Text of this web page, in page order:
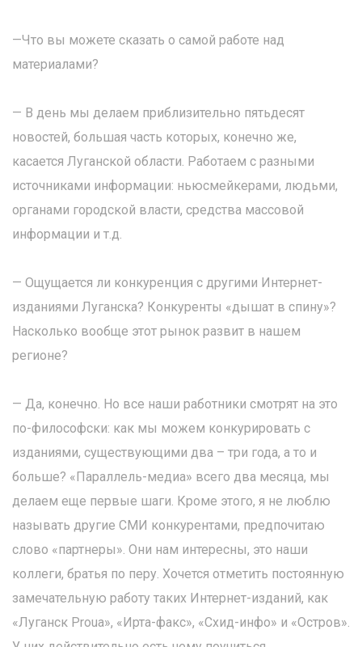
—Что вы можете сказать о самой работе над
материалами?
— В день мы делаем приблизительно пятьдесят
новостей, большая часть которых, конечно же,
касается Луганской области. Работаем с разными
источниками информации: ньюсмейкерами, людьми,
органами городской власти, средства массовой
информации и т.д.
— Ощущается ли конкуренция с другими Интернет-
изданиями Луганска? Конкуренты «дышат в спину»?
Насколько вообще этот рынок развит в нашем
регионе?
— Да, конечно. Но все наши работники смотрят на это
по-философски: как мы можем конкурировать с
изданиями, существующими два – три года, а то и
больше? «Параллель-медиа» всего два месяца, мы
делаем еще первые шаги. Кроме этого, я не люблю
называть другие СМИ конкурентами, предпочитаю
слово «партнеры». Они нам интересны, это наши
коллеги, братья по перу. Хочется отметить постоянную
замечательную работу таких Интернет-изданий, как
«Луганск Proua», «Ирта-факс», «Схид-инфо» и «Остров».